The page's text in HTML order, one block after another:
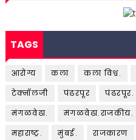
TAGS
आरोग्य कला कला विश्व.
टेक्नॉलजी
पंढरपूर पंढरपूर.
मंगळवेढा.
मंगळवेढा.राजकीय.
महाराष्ट्र.
मुंबई. राजकारण